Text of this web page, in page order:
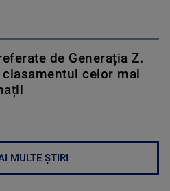
de Generația Z.
clasamentul celor mai
MULTE ȘTIRI